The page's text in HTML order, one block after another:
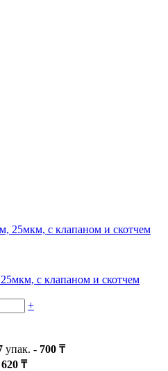
с клапаном и скотчем
+
упак. - 700 ₸
620 ₸